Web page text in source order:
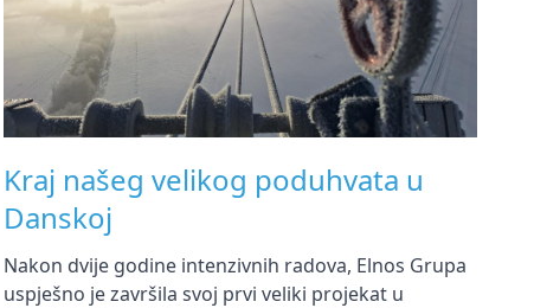
Kraj našeg velikog poduhvata u
Danskoj
Nakon dvije godine intenzivnih radova, Elnos Grupa
uspješno je završila svoj prvi veliki projekat u